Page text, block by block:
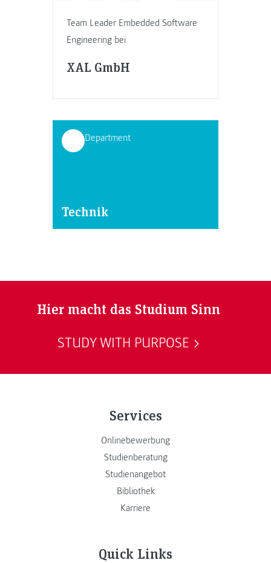
Team Leader Embedded Software
Engineering bei
XAL GmbH
Department
Technik
Hier macht das Studium Sinn
STUDY WITH PURPOSE
Services
Onlinebewerbung
Studienberatung
Studienangebot
Bibliothek
Karriere
Quick Links